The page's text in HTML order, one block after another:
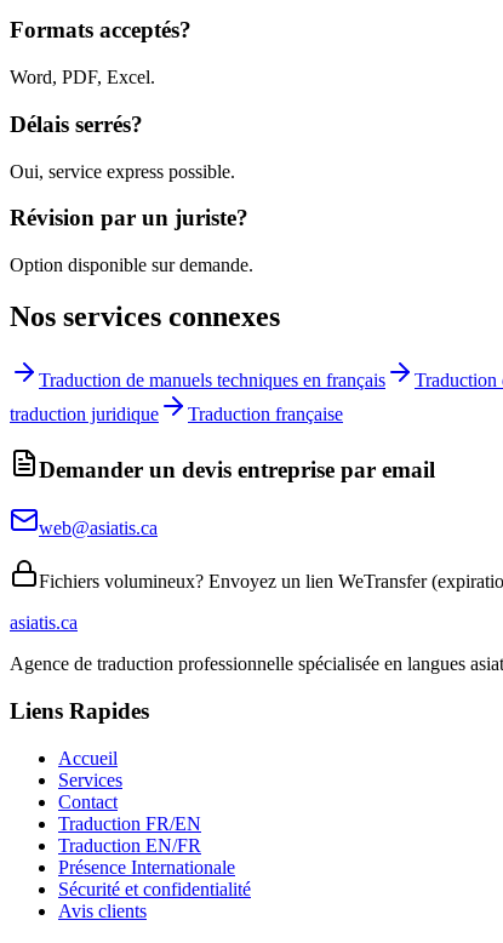
Formats acceptés?
Word, PDF, Excel.
Délais serrés?
Oui, service express possible.
Révision par un juriste?
Option disponible sur demande.
Nos services connexes
Traduction de manuels techniques en français Traduction
traduction juridique
Traduction française
Demander un devis entreprise par email
web@asiatis.ca
Fichiers volumineux? Envoyez un lien WeTransfer
asiatis.ca
Agence de traduction professionnelle spécialisée en langues
Liens Rapides
Accueil
Services
Contact
Traduction FR/EN
Traduction EN/FR
Présence Internationale
Sécurité et confidentialité
Avis clients